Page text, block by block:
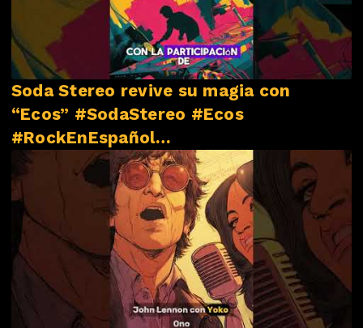
Soda Stereo revive su magia con
“Ecos” #SodaStereo #Ecos
#RockEnEspañol
#NovedadesMusicales